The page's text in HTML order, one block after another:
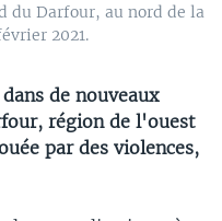
du Darfour, au nord de la
2021.
de nouveaux
région de l'ouest
par des violences,